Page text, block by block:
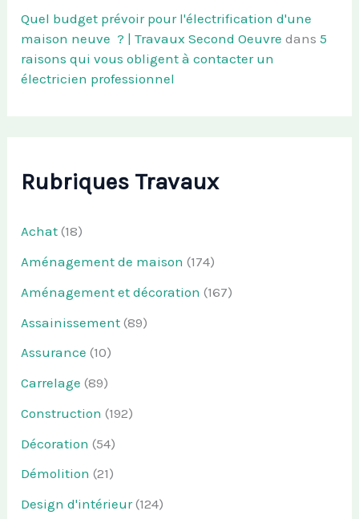
Quel budget prévoir pour l'électrification d'une
maison neuve ? | Travaux Second Oeuvre dans5
raisons qui vous obligent à contacter un
électricien professionnel
Rubriques Travaux
Achat (18)
Aménagement de maison (174)
Aménagement et décoration (167)
Assainissement (89)
Assurance (10)
Carrelage (89)
Construction (192)
Décoration (54)
Démolition (21)
Design d'intérieur(124)